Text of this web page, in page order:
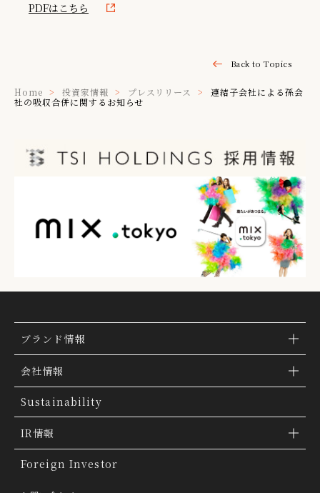
PDFはこちら
Back to Topics
Home 投資家情報 プレスリリース
連結子会社による孫会
社の吸収合併に関するお知らせ
ブランド情報
ブランド検索
ブランドトピックス
「ファッションの力を信じよう」
THE MOVIE
会社情報
TSI トピックス
会社概要
会社沿革
グループ会社
Sustainability
IR情報
IR情報
Foreign Investor